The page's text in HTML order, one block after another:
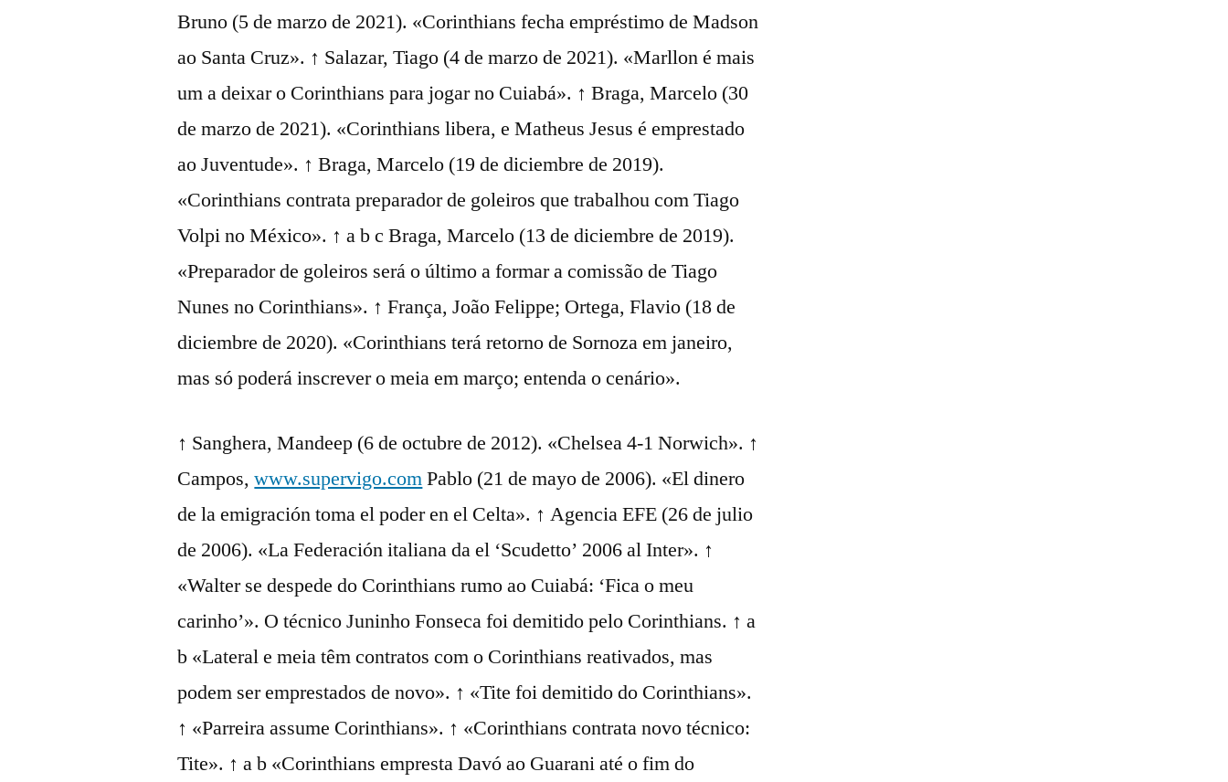
Bruno (5 de marzo de 2021). «Corinthians fecha empréstimo de Madson
ao Santa Cruz». ↑ Salazar, Tiago (4 de marzo de 2021). «Marllon é mais
um a deixar o Corinthians para jogar no Cuiabá». ↑ Braga, Marcelo (30
de marzo de 2021). «Corinthians libera, e Matheus Jesus é emprestado
ao Juventude». ↑ Braga, Marcelo (19 de diciembre de 2019).
«Corinthians contrata preparador de goleiros que trabalhou com Tiago
Volpi no México». ↑ a b c Braga, Marcelo (13 de diciembre de 2019).
«Preparador de goleiros será o último a formar a comissão de Tiago
Nunes no Corinthians». ↑ França, João Felippe; Ortega, Flavio (18 de
diciembre de 2020). «Corinthians terá retorno de Sornoza em janeiro,
mas só poderá inscrever o meia em março; entenda o cenário».
↑ Sanghera, Mandeep (6 de octubre de 2012). «Chelsea 4-1 Norwich». ↑
Campos,www.supervigo.comPablo (21 de mayo de 2006). «El dinero
de la emigración toma el poder en el Celta». ↑ Agencia EFE (26 de julio
de 2006). «La Federación italiana da el ‘Scudetto’ 2006 al Inter». ↑
«Walter se despede do Corinthians rumo ao Cuiabá: ‘Fica o meu
carinho’». O técnico Juninho Fonseca foi demitido pelo Corinthians. ↑ a
b «Lateral e meia têm contratos com o Corinthians reativados, mas
podem ser emprestados de novo». ↑ «Tite foi demitido do Corinthians».
↑ «Parreira assume Corinthians». ↑ «Corinthians contrata novo técnico:
Tite». ↑ a b «Corinthians empresta Davó ao Guarani até o fim do